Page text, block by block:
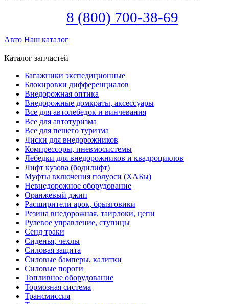
8 (800) 700-38-69
Авто Наш каталог
Каталог запчастей
Багажники экспедиционные
Блокировки дифференциалов
Внедорожная оптика
Внедорожные домкраты, аксессуары
Все для автолебедок и винчевания
Все для автотуризма
Все для пешего туризма
Диски для внедорожников
Компрессоры, пневмосистемы
Лебедки для внедорожников и квадроциклов
Лифт кузова (бодилифт)
Муфты включения полуоси (ХАБы)
Невнедорожное оборудование
Оранжевый джип
Расширители арок, брызговики
Резина внедорожная, таирлоки, цепи
Рулевое управление, ступицы
Сенд траки
Сиденья, чехлы
Силовая защита
Силовые бамперы, калитки
Силовые пороги
Топливное оборудование
Тормозная система
Трансмиссия